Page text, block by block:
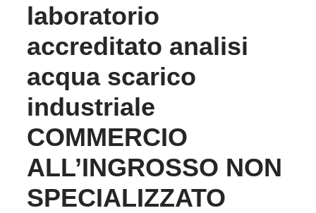
laboratorio
accreditato analisi
acqua scarico
industriale
COMMERCIO
ALL’INGROSSO NON
SPECIALIZZATO